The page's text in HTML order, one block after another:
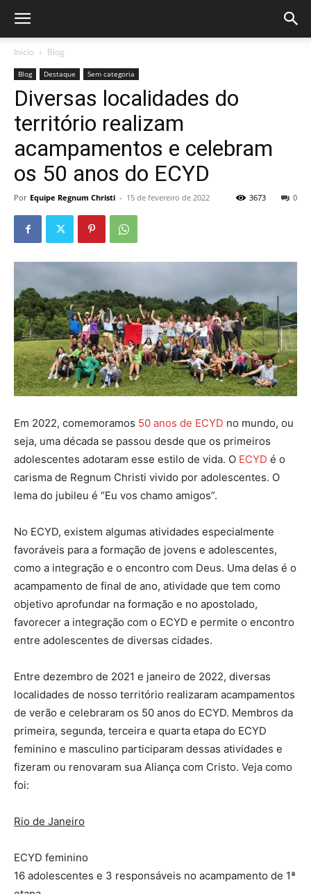
Início Blog
Blog Destaque Sem categoria
Diversas localidades do
território realizam
acampamentos e celebram
os 50 anos do ECYD
Por Equipe Regnum Christi - 15 de fevereiro de 2022 0
3673
Em 2022, comemoramos 50 anos de ECYD no mundo, ou
seja, uma década se passou desde que os primeiros
adolescentes adotaram esse estilo de vida. O ECYD é o
carisma de Regnum Christi vivido por adolescentes. O
lema do jubileu é “Eu vos chamo amigos”.
No ECYD, existem algumas atividades especialmente
favoráveis para a formação de jovens e adolescentes,
como a integração e o encontro com Deus. Uma delas é o
acampamento de final de ano, atividade que tem como
objetivo aprofundar na formação e no apostolado,
favorecer a integração com o ECYD e permite o encontro
entre adolescentes de diversas cidades.
Entre dezembro de 2021 e janeiro de 2022, diversas
localidades de nosso território realizaram acampamentos
de verão e celebraram os 50 anos do ECYD. Membros da
primeira, segunda, terceira e quarta etapa do ECYD
feminino e masculino participaram dessas atividades e
fizeram ou renovaram sua Aliança com Cristo. Veja como
foi:
Rio de Janeiro
ECYD feminino
16 adolescentes e 3 responsáveis no acampamento de 1ª